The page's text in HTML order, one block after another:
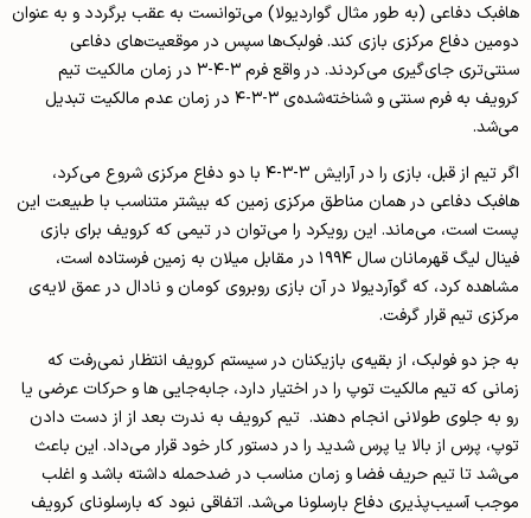
هافبک دفاعی (به طور مثال گواردیولا) می‌توانست به عقب برگردد و به عنوان
دومین دفاع مرکزی بازی کند. فولبک‌ها سپس در موقعیت‌های دفاعی
سنتی‌تری جای‌گیری می‌کردند. در واقع فرم ۳-۴-۳ در زمان مالکیت تیم
کرویف به فرم سنتی و شناخته‌شده‌ی ۳-۳-۴ در زمان عدم مالکیت تبدیل
می‌شد.
اگر تیم از قبل، بازی را در آرایش ۳-۳-۴ با دو دفاع مرکزی شروع می‌کرد،
هافبک دفاعی در همان مناطق مرکزی زمین که بیشتر متناسب با طبيعت این
پست است، می‌ماند. این رویکرد را می‌توان در تیمی که کرویف برای بازی
فینال لیگ قهرمانان سال ۱۹۹۴ در مقابل میلان به زمین فرستاده است،
مشاهده کرد، که گوآردیولا در آن بازی روبروی کومان و نادال در عمق لایه‌ی
مرکزی تیم قرار گرفت.
به جز دو فولبک، از بقیه‌ی بازیکنان در سیستم کرویف انتظار نمی‌رفت که
زمانی که تیم مالکیت توپ را در اختیار دارد، جابه‌جایی ها و حرکات عرضی یا
رو به جلوی‌ طولانی انجام دهند. تیم کرویف به ندرت بعد از از دست دادن
توپ، پرس از بالا یا پرس شدید را در دستور کار خود قرار می‌داد. این باعث
می‌شد تا تیم حریف فضا و زمان مناسب در ضدحمله داشته باشد و اغلب
موجب آسیب‌پذیری دفاع بارسلونا می‌شد‌. اتفاقی نبود که بارسلونا‌ی کرویف